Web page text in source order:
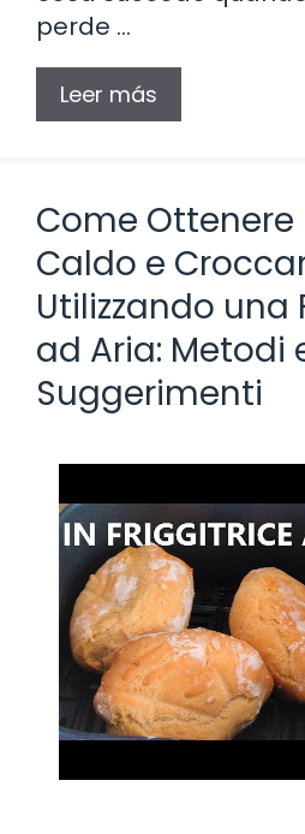
perde …
Leer más
Come Ottenere
Caldo e
Utilizzando una
ad Aria: Metodi
Suggerimenti